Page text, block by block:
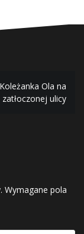
Koleżanka Ola na
zatłoczonej ulicy
Wymagane pola